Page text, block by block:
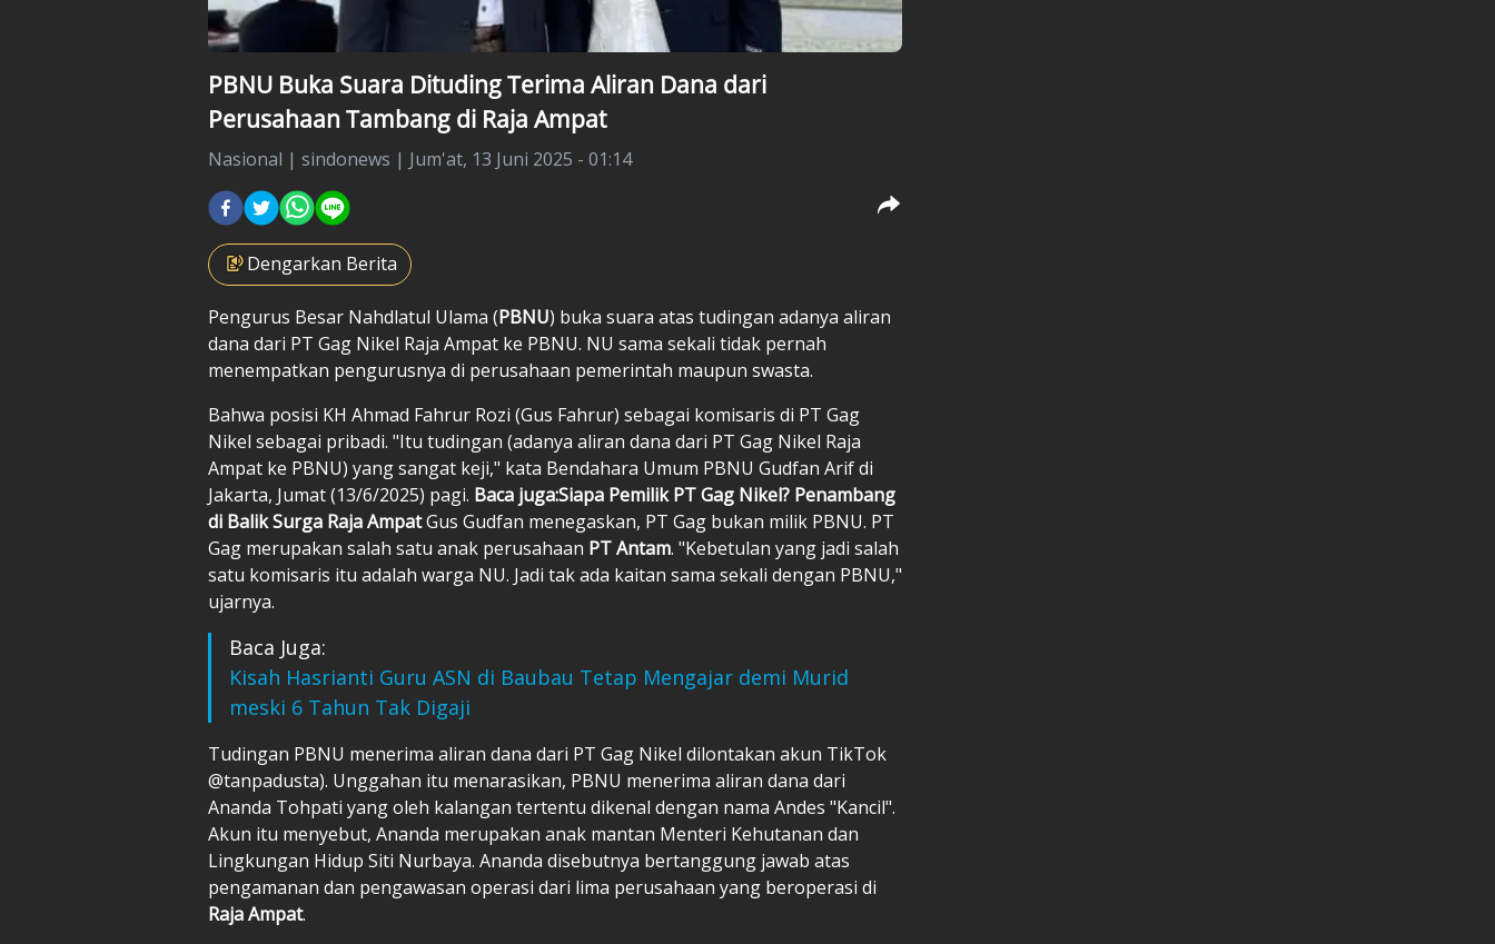
PBNU Buka Suara Dituding Terima Aliran Dana dari
Perusahaan Tambang di Raja Ampat
Nasional | sindonews | Jum'at, 13 Juni 2025 - 01:14
Dengarkan Berita
Pengurus Besar Nahdlatul Ulama (PBNU) buka suara atas tudingan adanya aliran
dana dari PT Gag Nikel Raja Ampat ke PBNU. NU sama sekali tidak pernah
menempatkan pengurusnya di perusahaan pemerintah maupun swasta.
Bahwa posisi KH Ahmad Fahrur Rozi (Gus Fahrur) sebagai komisaris di PT Gag
Nikel sebagai pribadi. "Itu tudingan (adanya aliran dana dari PT Gag Nikel Raja
Ampat ke PBNU) yang sangat keji," kata Bendahara Umum PBNU Gudfan Arif di
Jakarta, Jumat (13/6/2025) pagi. Baca juga:Siapa Pemilik PT Gag Nikel? Penambang
di Balik Surga Raja AmpatGus Gudfan menegaskan, PT Gag bukan milik PBNU. PT
Gag merupakan salah satu anak perusahaan PT Antam. "Kebetulan yang jadi salah
satu komisaris itu adalah warga NU. Jadi tak ada kaitan sama sekali dengan PBNU,"
ujarnya.
Baca Juga:
Kisah Hasrianti Guru ASN di Baubau Tetap Mengajar demi Murid
meski 6 Tahun Tak Digaji
Tudingan PBNU menerima aliran dana dari PT Gag Nikel dilontakan akun TikTok
@tanpadusta). Unggahan itu menarasikan, PBNU menerima aliran dana dari
Ananda Tohpati yang oleh kalangan tertentu dikenal dengan nama Andes "Kancil".
Akun itu menyebut, Ananda merupakan anak mantan Menteri Kehutanan dan
Lingkungan Hidup Siti Nurbaya. Ananda disebutnya bertanggung jawab atas
pengamanan dan pengawasan operasi dari lima perusahaan yang beroperasi di
Raja Ampat.